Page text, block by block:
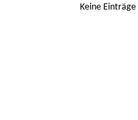
Keine Einträge